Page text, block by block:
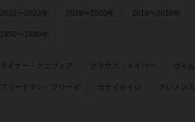
2021〜2022年 2019〜2020年 2016〜2018年
1950〜1980年
ライナー・クニツィア クラウス・トイバー ヴォ
フリードマン・フリーゼ カナイセイジ クレメン